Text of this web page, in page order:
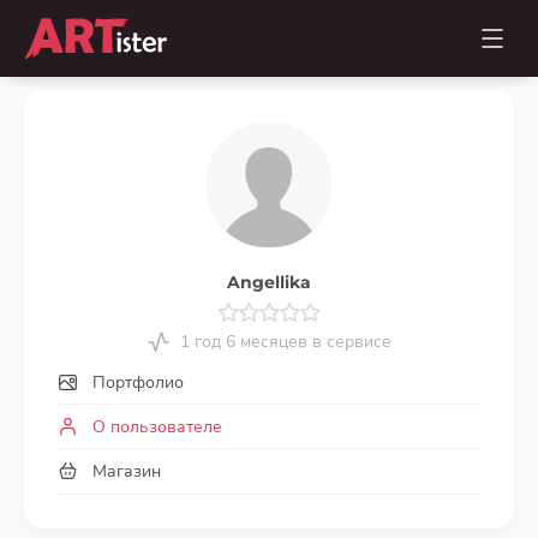
Angellika
1 год 6 месяцев в сервисе
Портфолио
О пользователе
Магазин